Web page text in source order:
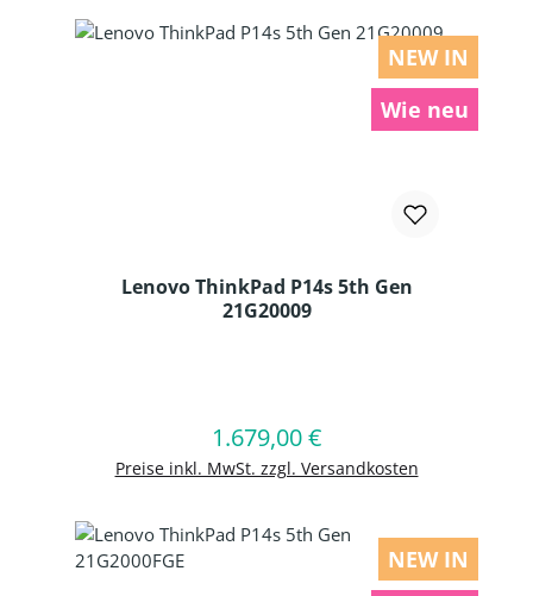
NEW IN
Wie neu
Lenovo ThinkPad P14s 5th Gen
21G20009
Regulärer Preis:
1.679,00 €
Preise inkl. MwSt. zzgl. Versandkosten
In den Warenkorb
NEW IN